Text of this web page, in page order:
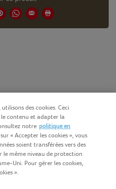
des cookies. Ceci
contenu et adapter la
notre politique en
« Accepter les cookies », vous
soient transférées vers des
le même niveau de protection
Uni. Pour gérer les cookies,
».